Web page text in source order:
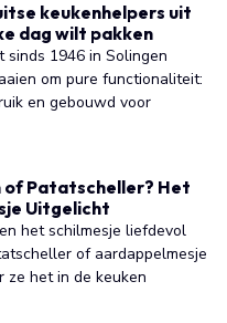
keukenhelpers uit
dag wilt pakken
sinds 1946 in Solingen
om pure functionaliteit:
en gebouwd voor
of Patatscheller? Het
Uitgelicht
het schilmesje liefdevol
of aardappelmesje
ze het in de keuken